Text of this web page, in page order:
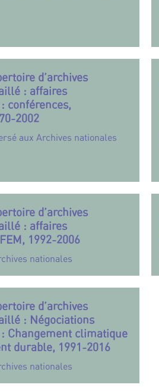
d’archives
: affaires
conférences,
2002
aux Archives nationales
d’archives
: affaires
1992-2006
nationales
d’archives
: Négociations
Changement climatique
durable, 1991-2016
nationales